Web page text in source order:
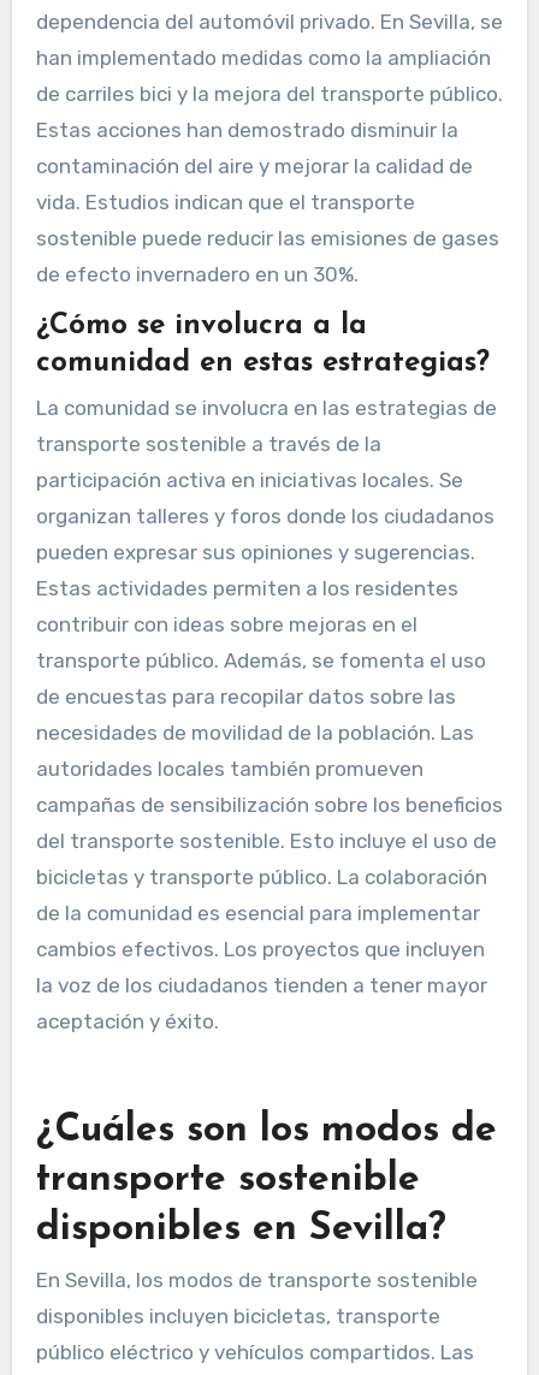
dependencia del automóvil privado. En Sevilla, se
han implementado medidas como la ampliación
de carriles bici y la mejora del transporte público.
Estas acciones han demostrado disminuir la
contaminación del aire y mejorar la calidad de
vida. Estudios indican que el transporte
sostenible puede reducir las emisiones de gases
de efecto invernadero en un 30%.
¿Cómo se involucra a la
comunidad en estas estrategias?
La comunidad se involucra en las estrategias de
transporte sostenible a través de la
participación activa en iniciativas locales. Se
organizan talleres y foros donde los ciudadanos
pueden expresar sus opiniones y sugerencias.
Estas actividades permiten a los residentes
contribuir con ideas sobre mejoras en el
transporte público. Además, se fomenta el uso
de encuestas para recopilar datos sobre las
necesidades de movilidad de la población. Las
autoridades locales también promueven
campañas de sensibilización sobre los beneficios
del transporte sostenible. Esto incluye el uso de
bicicletas y transporte público. La colaboración
de la comunidad es esencial para implementar
cambios efectivos. Los proyectos que incluyen
la voz de los ciudadanos tienden a tener mayor
aceptación y éxito.
¿Cuáles son los modos de
transporte sostenible
disponibles en Sevilla?
En Sevilla, los modos de transporte sostenible
disponibles incluyen bicicletas, transporte
público eléctrico y vehículos compartidos. Las